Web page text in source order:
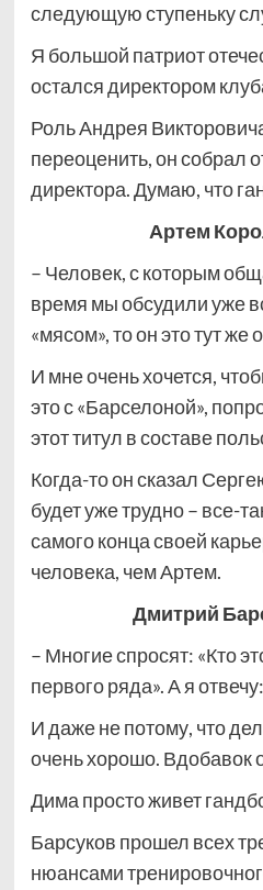
следующую ступеньку
Я большой патриот
остался директором
Роль Андрея
переоценить, он собрал
директора. Думаю, что
Артем
– Человек, с которым
время мы обсудили уже
«мясом», то он это тут же
И мне очень хочется,
это с «Барселоной»,
этот титул в составе
Когда-то он сказал
будет уже трудно – все-
самого конца своей
человека, чем Артем.
Дмитрий
– Многие спросят: «Кто
первого ряда». А я
И даже не потому, что
очень хорошо. Вдобавок
Дима просто живет
Барсуков прошел всех
нюансами